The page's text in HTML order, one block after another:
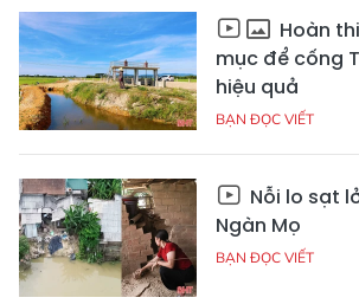
Hoàn
mục để cống
hiệu quả
BẠN ĐỌC VIẾT
Nỗi lo sạt
Ngàn Mọ
BẠN ĐỌC VIẾT